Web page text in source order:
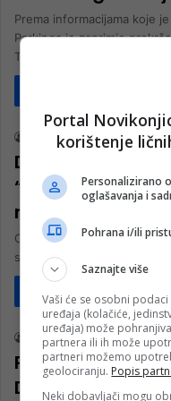
Prema informacijama koje
Parkinga je zaprimio
To ujedno…
16. Oktobra 2025.
Događaj s
“Moli se
mršavljenje”
Očito je ko komarac kad je
suvozačka vrata… Pozdrav
nk 2 29. Juna 2025.
Parkirao se na
Dalmaciji, a ono
Portal
korištenje
Personalizirano
oglašavanja i
Pohrana i/ili
Saznajte više
Vaši će se osobni
uređaja (kolačiće,
uređaja) može
partnera ili ih može
partneri možemo
geolociranju. Popis
Neki dobavljači mogu